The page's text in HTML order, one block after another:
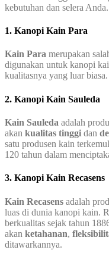
kebutuhan dan selera Anda.
1. Kanopi Kain Para
Kain Para merupakan
digunakan untuk kanopi
kualitasnya yang luar biasa.
2. Kanopi Kain Sauleda
Kain Sauleda adalah
akan kualitas tinggi dan
satu produsen kain
120 tahun dalam
3. Kanopi Kain Recasens
Kain Recasens adalah
luas di dunia kanopi kain.
berkualitas sejak tahun
akan ketahanan,
ditawarkannya.